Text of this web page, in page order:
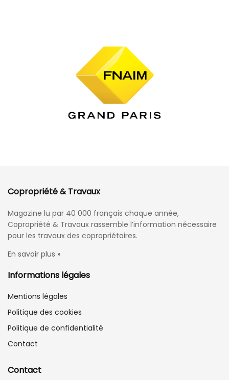
Copropriété & Travaux
Magazine lu par 40 000 français chaque année,
Copropriété & Travaux rassemble l’information nécessaire
pour les travaux des copropriétaires.
En savoir plus »
Informations légales
Mentions légales
Politique des cookies
Politique de confidentialité
Contact
Contact